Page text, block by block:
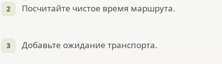
Посчитайте чистое время маршрута.
Добавьте ожидание транспорта.